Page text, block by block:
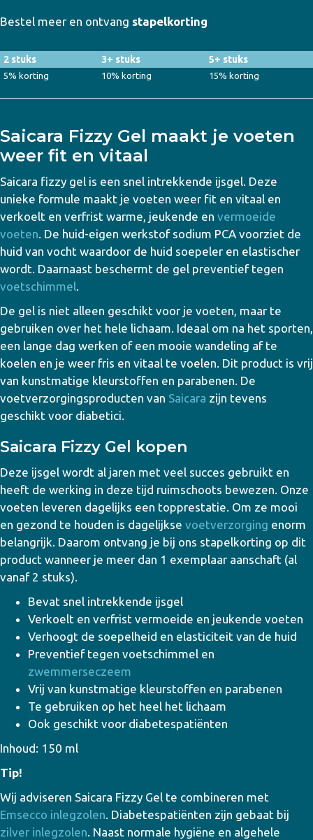
Bestel meer en ontvang stapelkorting
2 stuks 3+ stuks 5+ stuks
5% korting 10% korting 15% korting
Saicara Fizzy Gel maakt je voeten
weer fit en vitaal
Saicara fizzy gel is een snel intrekkende ijsgel. Deze
unieke formule maakt je voeten weer fit en vitaal en
verkoelt en verfrist warme, jeukende en vermoeide
voeten. De huid-eigen werkstof sodium PCA voorziet de
huid van vocht waardoor de huid soepeler en elastischer
wordt. Daarnaast beschermt de gel preventief tegen
voetschimmel.
De gel is niet alleen geschikt voor je voeten, maar te
gebruiken over het hele lichaam. Ideaal om na het sporten,
een lange dag werken of een mooie wandeling af te
koelen en je weer fris en vitaal te voelen. Dit product is vrij
van kunstmatige kleurstoffen en parabenen. De
voetverzorgingsproducten van Saicara zijn tevens
geschikt voor diabetici.
Saicara Fizzy Gel kopen
Deze ijsgel wordt al jaren met veel succes gebruikt en
heeft de werking in deze tijd ruimschoots bewezen. Onze
voeten leveren dagelijks een topprestatie. Om ze mooi
en gezond te houden is dagelijkse voetverzorging enorm
belangrijk. Daarom ontvang je bij ons stapelkorting op dit
product wanneer je meer dan 1 exemplaar aanschaft (al
vanaf 2 stuks).
Bevat snel intrekkende ijsgel
Verkoelt en verfrist vermoeide en jeukende voeten
Verhoogt de soepelheid en elasticiteit van de huid
Preventief tegen voetschimmel en
zwemmerseczeem
Vrij van kunstmatige kleurstoffen en parabenen
Te gebruiken op het heel het lichaam
Ook geschikt voor diabetespatiënten
Inhoud: 150 ml
Tip!
Wij adviseren Saicara Fizzy Gel te combineren met
Emsecco inlegzolen. Diabetespatiënten zijn gebaat bij
zilver inlegzolen. Naast normale hygiëne en algehele